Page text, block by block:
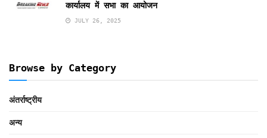
कार्यालय में सभा का आयोजन
JULY 26, 2025
Browse by Category
अंतर्राष्ट्रीय
अन्य